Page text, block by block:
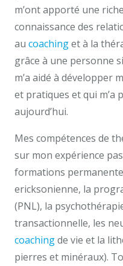
m’ont apporté une
connaissance des
au coachinget à la
grâce à une personne
m’a aidé à développer
et pratiques et qui m’a
aujourd’hui.
Mes compétences de
sur mon expérience
formations
ericksonienne, la
(PNL), la
transactionnelle, les
coachingde vie et la
pierres et minéraux).